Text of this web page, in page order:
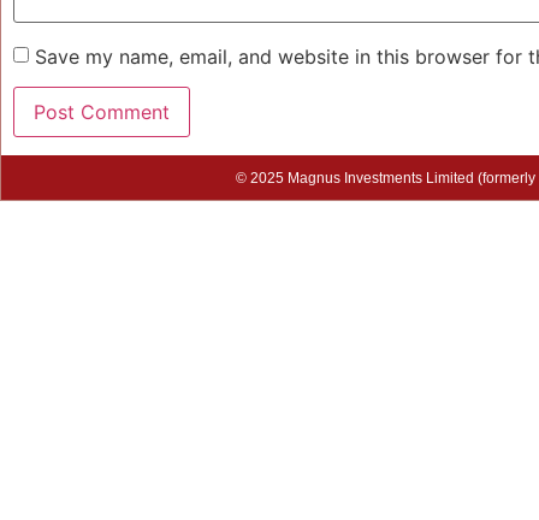
Save my name, email, and website in this browser for
© 2025 Magnus Investments Limited